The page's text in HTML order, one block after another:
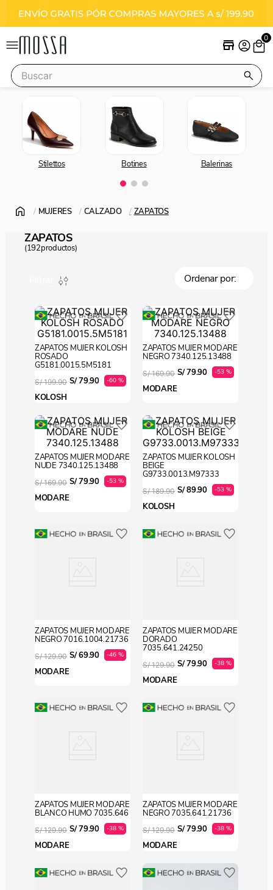
0
Buscar
Stilettos Botines Balerinas
MUJERES CALZADO ZAPATOS
ZAPATOS
192productos
ZAPATOS MUJER KOLOSH
ROSADO
G5181.0015.5M5181
S/ 199.90 S/ 79.90 -60 %
KOLOSH
ZAPATOS MUJER MODARE
NEGRO 7340.125.13488
S/ 169.90 S/ 79.90 -53 %
MODARE
ZAPATOS MUJER MODARE
NUDE 7340.125.13488
S/ 169.90 S/ 79.90 -53 %
MODARE
ZAPATOS MUJER KOLOSH
BEIGE
G9733.0013.M97333
S/ 189.90 S/ 89.90 -53 %
KOLOSH
ZAPATOS MUJER MODARE
NEGRO 7016.1004.21736
S/ 129.90 S/ 69.90 -46 %
MODARE
ZAPATOS MUJER MODARE
DORADO
7035.641.24250
S/ 129.90 S/ 79.90 -38 %
MODARE
ZAPATOS MUJER MODARE
BLANCO HUMO 7035.646
S/ 129.90 S/ 79.90 -38 %
MODARE
ZAPATOS MUJER MODARE
NEGRO 7035.641.21736
S/ 129.90 S/ 79.90 -38 %
MODARE
stilettos
vizzano
botas